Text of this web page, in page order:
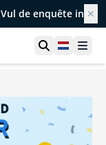
Vul de enquête in ✕
Toon zoek